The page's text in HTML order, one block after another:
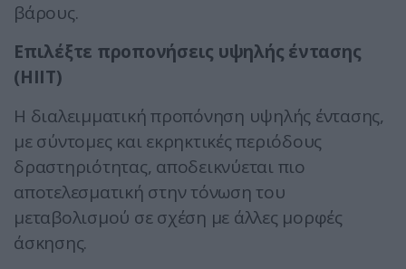
βάρους.
Επιλέξτε προπονήσεις υψηλής έντασης
(HIIT)
Η διαλειμματική προπόνηση υψηλής έντασης,
με σύντομες και εκρηκτικές περιόδους
δραστηριότητας, αποδεικνύεται πιο
αποτελεσματική στην τόνωση του
μεταβολισμού σε σχέση με άλλες μορφές
άσκησης.